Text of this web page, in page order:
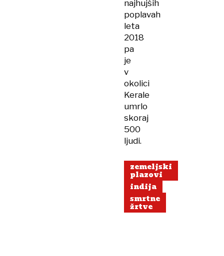
najhujših
poplavah
leta
2018
pa
je
v
okolici
Kerale
umrlo
skoraj
500
ljudi.
zemeljski
plazovi
indija
smrtne
žrtve